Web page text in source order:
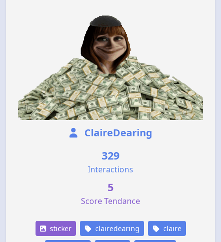
ClaireDearing
329
Interactions
5
Score Tendance
sticker clairedearing claire